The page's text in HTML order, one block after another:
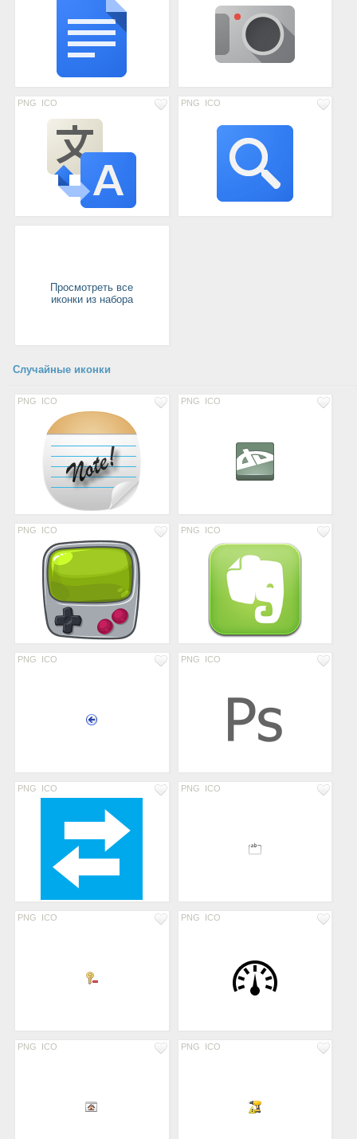
PNG ICO PNG ICO
Просмотреть все
иконки из набора
Случайные иконки
PNG ICO PNG ICO
PNG ICO PNG ICO
PNG ICO PNG ICO
PNG ICO PNG ICO
PNG ICO PNG ICO
PNG ICO PNG ICO